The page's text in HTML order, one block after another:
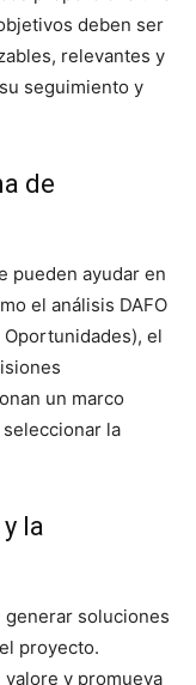
deben ser
relevantes y
seguimiento y
de
pueden ayudar en
el análisis DAFO
el
un marco
la
la
generar soluciones
proyecto.
y promueva